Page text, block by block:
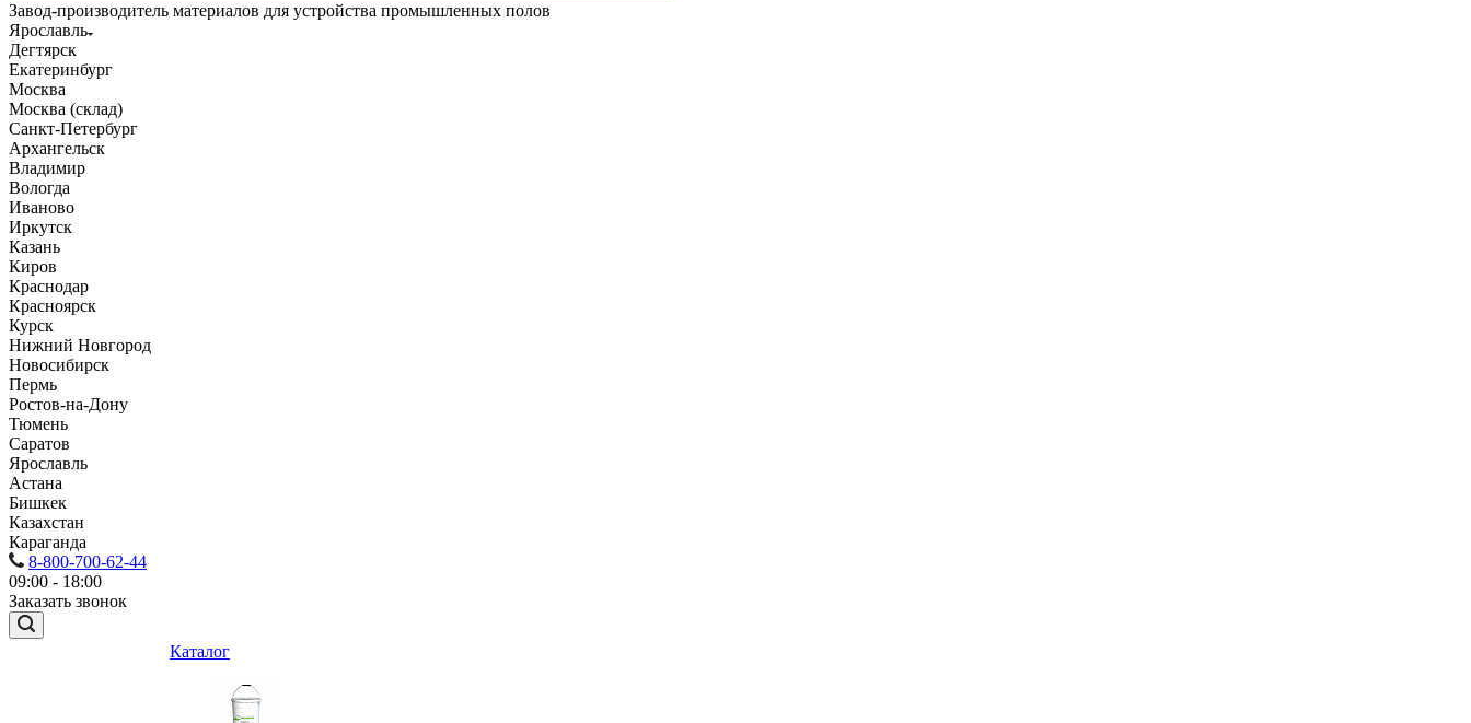
Завод-производитель материалов для устройства промышленных полов
Ярославль
Дегтярск
Екатеринбург
Москва
Москва (склад)
Санкт-Петербург
Архангельск
Владимир
Вологда
Иваново
Иркутск
Казань
Киров
Краснодар
Красноярск
Курск
Нижний Новгород
Новосибирск
Пермь
Ростов-на-Дону
Тюмень
Саратов
Ярославль
Астана
Бишкек
Казахстан
Караганда
8-800-700-62-44
09:00 - 18:00
Заказать звонок
Каталог